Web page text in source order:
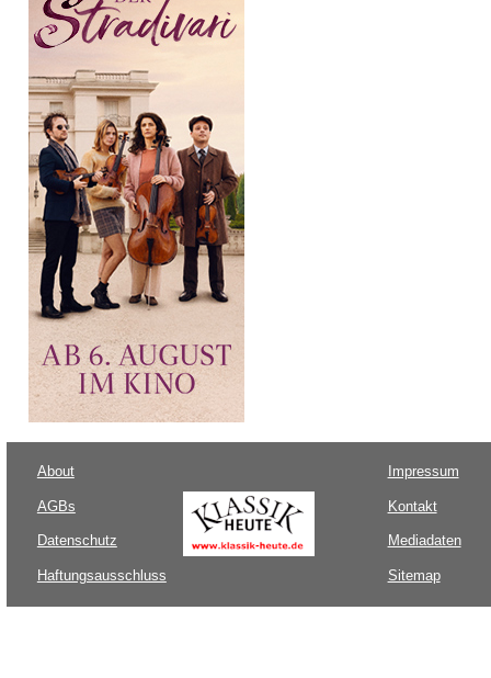
About
AGBs
Datenschutz
Haftungsausschluss
Impressum
Kontakt
Mediadaten
Sitemap